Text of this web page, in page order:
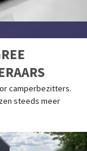
camperbezitters.
steeds meer